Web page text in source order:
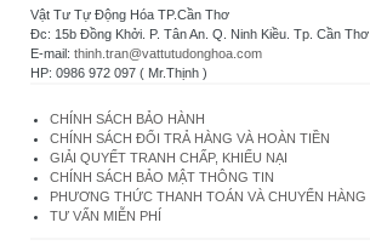
Vật Tư Tự Động Hóa TP.Cần Thơ
Đc: 15b Đồng Khởi. P. Tân An. Q. Ninh Kiều. Tp. Cần Thơ
E-mail: thinh.tran@vattutudonghoa.com
HP: 0986 972 097 ( Mr.Thịnh )
CHÍNH SÁCH BẢO HÀNH
CHÍNH SÁCH ĐỔI TRẢ HÀNG VÀ HOÀN TIỀN
GIẢI QUYẾT TRANH CHẤP, KHIẾU NẠI
CHÍNH SÁCH BẢO MẬT THÔNG TIN
PHƯƠNG THỨC THANH TOÁN VÀ CHUYỂN HÀNG
TƯ VẤN MIỄN PHÍ